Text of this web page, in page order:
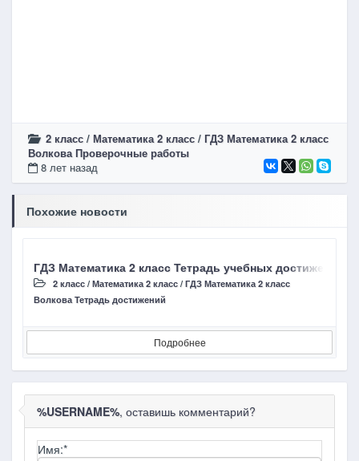
2 класс / Математика 2 класс / ГДЗ Математика 2 класс
Волкова Проверочные работы
8 лет назад
Похожие новости
ГДЗ Математика 2 класс Тетрадь учебных достижений
2 класс / Математика 2 класс / ГДЗ Математика 2 класс
Волкова Тетрадь достижений
Подробнее
%USERNAME%, оставишь комментарий?
Имя:*